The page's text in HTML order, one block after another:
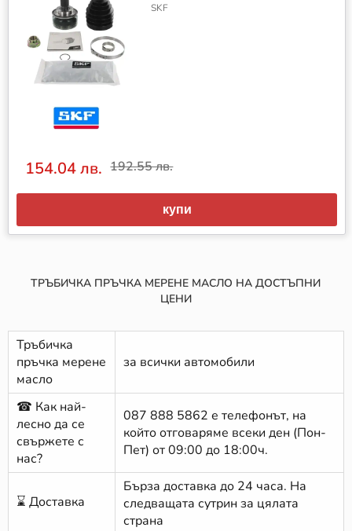
SKF
154.04 лв. 192.55 лв.
купи
ТРЪБИЧКА ПРЪЧКА МЕРЕНЕ МАСЛО НА ДОСТЪПНИ
ЦЕНИ
Тръбичка
пръчка мерене
масло
за всички автомобили
☎ Как най-
лесно да се
свържете с
нас?
087 888 5862 е телефонът, на
който отговаряме всеки ден (Пон-
Пет) от 09:00 до 18:00ч.
⌛ Доставка
Бърза доставка до 24 часа. На
следващата сутрин за цялата
страна